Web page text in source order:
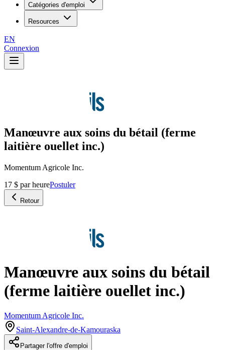
Catégories d'emploi
Resources
EN
Connexion
Manœuvre aux soins du bétail (ferme
laitière ouellet inc.)
Momentum Agricole Inc.
17 $ par heurePostuler
Retour
Manœuvre aux soins du bétail
(ferme laitière ouellet inc.)
Momentum Agricole Inc.
Saint-Alexandre-de-Kamouraska
Partager l'offre d'emploi